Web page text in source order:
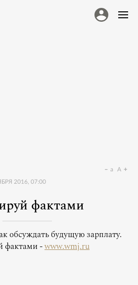
2016, 07:00
a A
фактами
обсуждать будущую зарплату.
фактами -www.wmj.ru